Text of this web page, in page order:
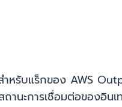
ำหรับแร็กของ AWS
ะการเชื่อมต่อของอิน